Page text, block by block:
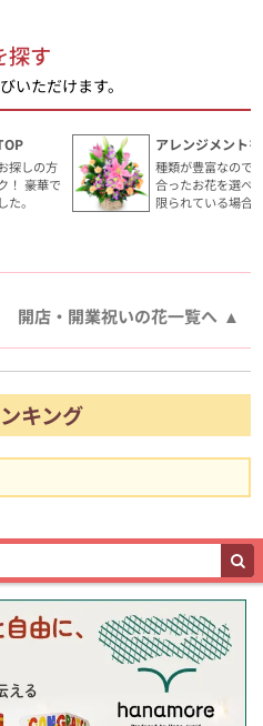
探す
いただけます。
探しの方
！ 豪華で
。
アレンジメント
種類が豊富なので
合ったお花を選べ
限られている場合
開店・開業祝いの花一覧へ
キング